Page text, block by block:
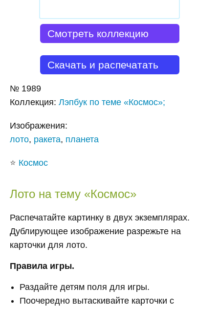
Смотреть коллекцию
Скачать и распечатать
№ 1989
Коллекция: Лэпбук по теме «Космос»;
Изображения:
лото, ракета, планета
⭐ Космос
Лото на тему «Космос»
Распечатайте картинку в двух экземплярах.
Дублирующее изображение разрежьте на
карточки для лото.
Правила игры.
Раздайте детям поля для игры.
Поочередно вытаскивайте карточки с